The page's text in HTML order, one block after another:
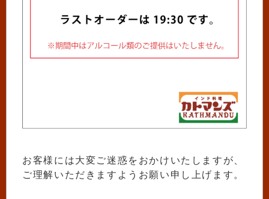
お客様には大変ご迷惑をおかけいたしますが、
ご理解いただきますようお願い申し上げます。